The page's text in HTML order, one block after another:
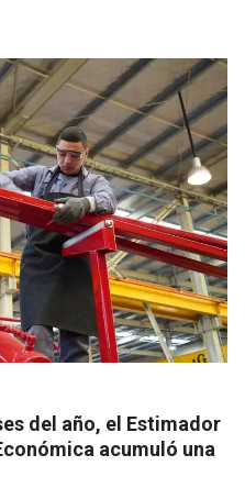
del año, el Estimador
acumuló una